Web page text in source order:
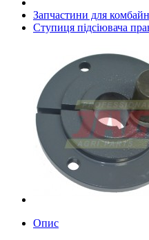
Запчастини для
Ступиця підсіювача
Опис